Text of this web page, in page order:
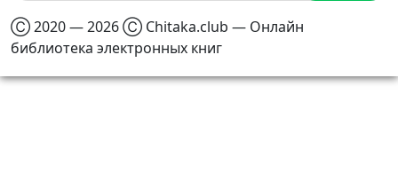
Ⓒ 2020 — 2026 Ⓒ Chitaka.club — Онлайн
библиотека электронных книг